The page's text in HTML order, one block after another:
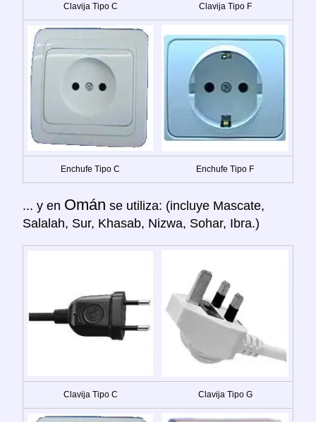
Clavija Tipo C Clavija Tipo F
Enchufe Tipo C Enchufe Tipo F
... y en Omán se utiliza: (incluye Mascate,
Salalah, Sur, Khasab, Nizwa, Sohar, Ibra.)
Clavija Tipo C Clavija Tipo G